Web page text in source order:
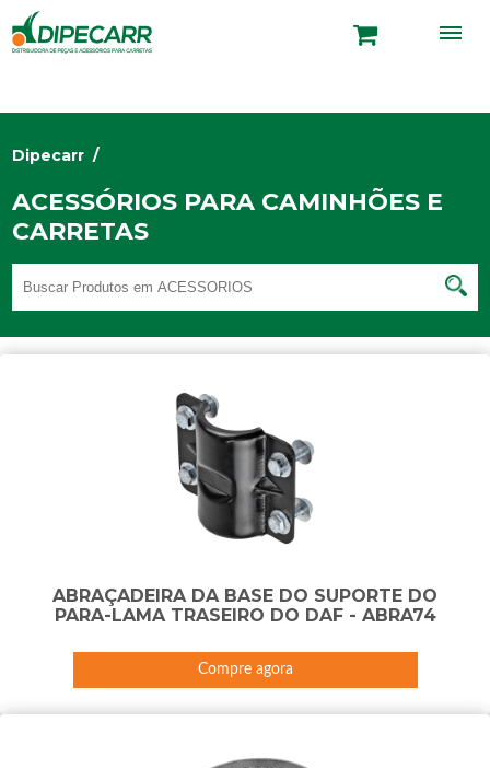
Dipecarr /
ACESSÓRIOS PARA CAMINHÕES E
CARRETAS
ABRAÇADEIRA DA BASE DO SUPORTE DO
PARA-LAMA TRASEIRO DO DAF - ABRA74
Compre agora